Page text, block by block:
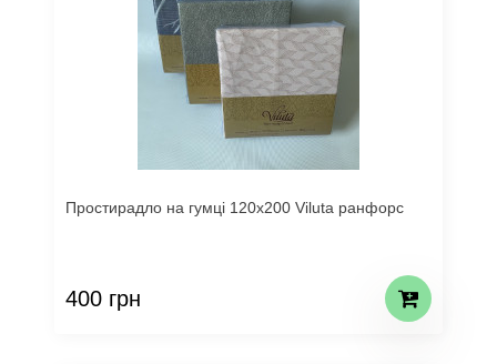
Простирадло на гумці 120х200 Viluta ранфорс
400 грн